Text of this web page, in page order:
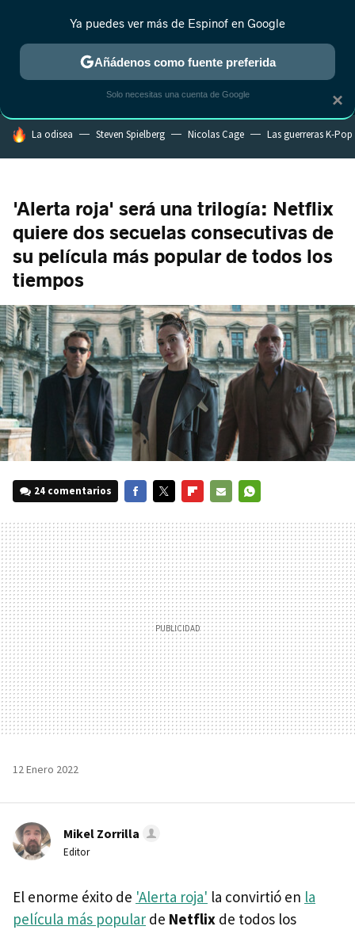
MENÚ NUEVO
ESTRENOS REALITY ANIME RANKINGS CINE
HOY SE HABLA DE
La odisea Steven Spielberg Nicolas Cage Las guerreras K-Pop
'Alerta roja' será una trilogía: Netflix
quiere dos secuelas consecutivas de
su película más popular de todos los
tiempos
24 comentarios
MAIL
12 Enero 2022
Mikel Zorrilla
Editor
El enorme éxito de 'Alerta roja' la convirtió en la
película más popular de Netflix de todos los
×
Ya puedes ver más de Espinof en Google
Añádenos como fuente preferida
Solo necesitas una cuenta de Google